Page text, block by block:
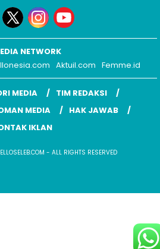
NETWORK
Aktuil.com Femme.id
MEDIA
TIM REDAKSI
MEDIA
HAK JAWAB
IKLAN
- ALL RIGHTS RESERVED